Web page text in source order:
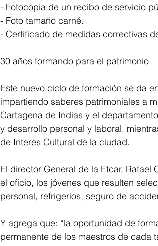
- Fotocopia de un recibo de servicio
- Foto tamaño carné.
- Certificado de medidas correctivas
30 años formando para el patrimonio
Este nuevo ciclo de formación se da
impartiendo saberes patrimoniales a
Cartagena de Indias y el
y desarrollo personal y laboral,
de Interés Cultural de la ciudad.
El director General de la Etcar, Rafael
el oficio, los jóvenes que resulten
personal, refrigerios, seguro de
Y agrega que: “la oportunidad de
permanente de los maestros de cada